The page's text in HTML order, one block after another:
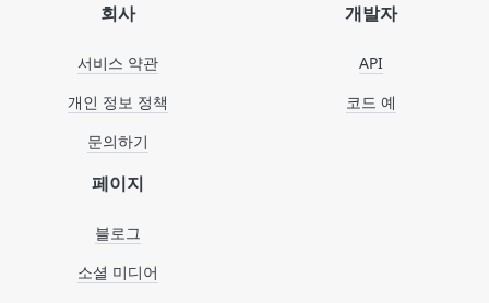
회사
서비스 약관
개인 정보 정책
문의하기
개발자
API
코드 예
페이지
블로그
소셜 미디어